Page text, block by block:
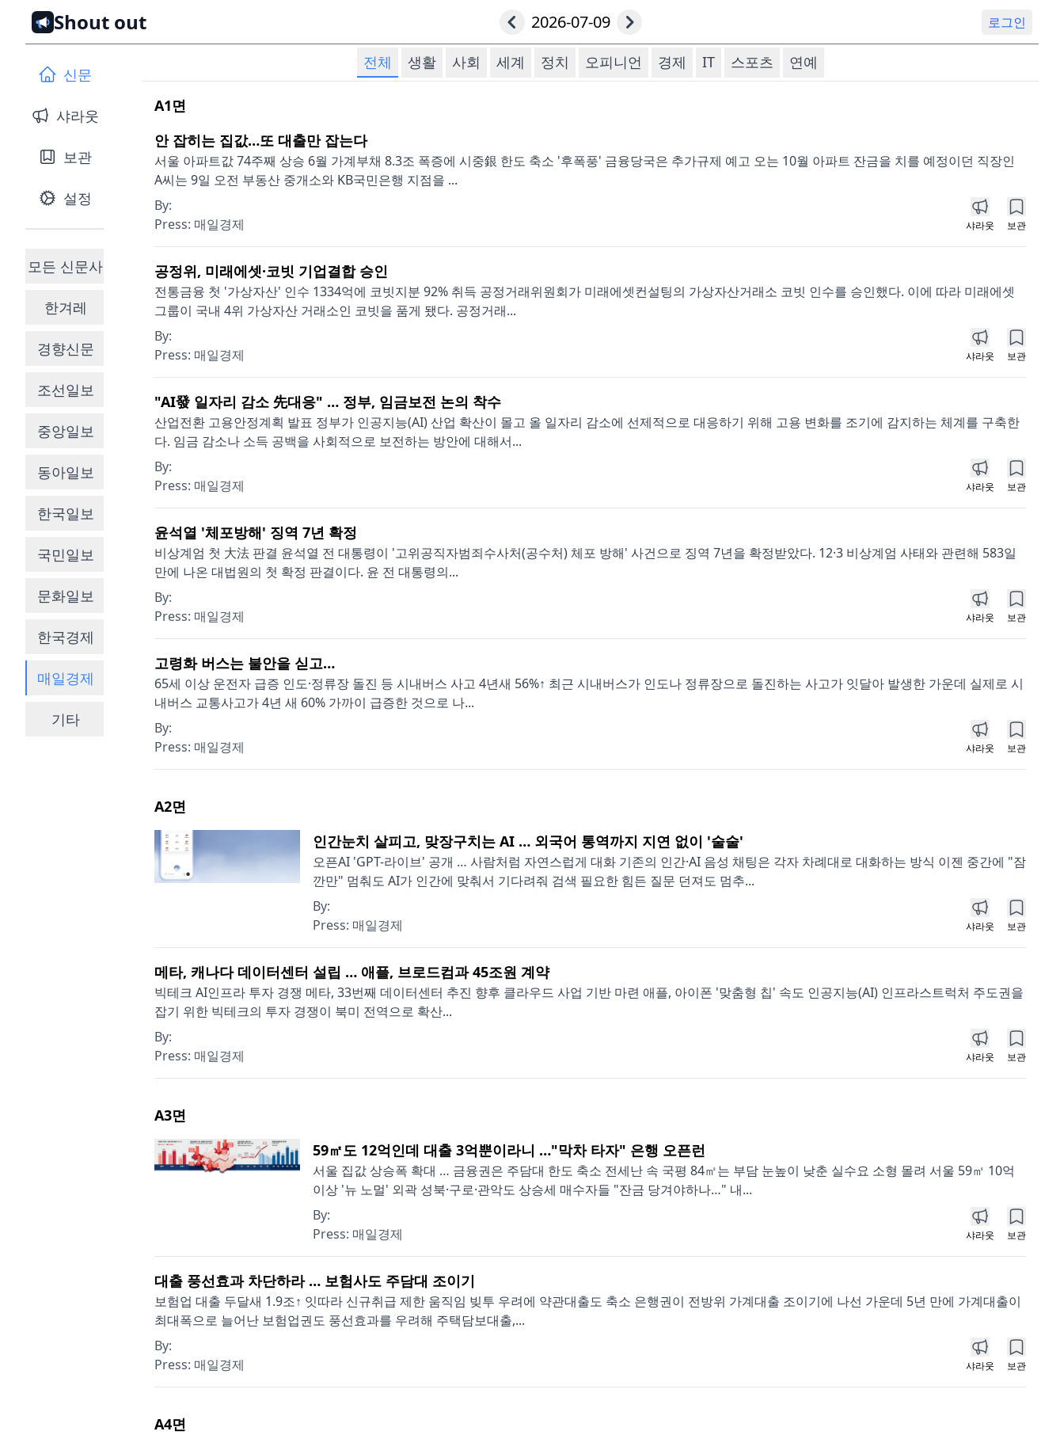
Shout out 2026-07-09 로그인
신문
샤라웃
보관
설정
모든 신문사
한겨레
경향신문
조선일보
중앙일보
동아일보
한국일보
국민일보
문화일보
한국경제
매일경제
기타
전체 생활 사회 세계 정치 오피니언 경제 IT 스포츠 연예
A1면
안 잡히는 집값…또 대출만 잡는다
서울 아파트값 74주째 상승 6월 가계부채 8.3조 폭증에 시중銀 한도 축소 '후폭풍' 금융당국은 추가규제 예고 오는 10월 아파트 잔금을 치를 예정이던 직장인
A씨는 9일 오전 부동산 중개소와 KB국민은행 지점을 ...
By:
Press: 매일경제 샤라웃 보관
공정위, 미래에셋·코빗 기업결합 승인
전통금융 첫 '가상자산' 인수 1334억에 코빗지분 92% 취득 공정거래위원회가 미래에셋컨설팅의 가상자산거래소 코빗 인수를 승인했다. 이에 따라 미래에셋
그룹이 국내 4위 가상자산 거래소인 코빗을 품게 됐다. 공정거래...
By:
Press: 매일경제 샤라웃 보관
"AI發 일자리 감소 先대응" … 정부, 임금보전 논의 착수
산업전환 고용안정계획 발표 정부가 인공지능(AI) 산업 확산이 몰고 올 일자리 감소에 선제적으로 대응하기 위해 고용 변화를 조기에 감지하는 체계를 구축한
다. 임금 감소나 소득 공백을 사회적으로 보전하는 방안에 대해서...
By:
Press: 매일경제 샤라웃 보관
윤석열 '체포방해' 징역 7년 확정
비상계엄 첫 大法 판결 윤석열 전 대통령이 '고위공직자범죄수사처(공수처) 체포 방해' 사건으로 징역 7년을 확정받았다. 12·3 비상계엄 사태와 관련해 583일
만에 나온 대법원의 첫 확정 판결이다. 윤 전 대통령의...
By:
Press: 매일경제 샤라웃 보관
고령화 버스는 불안을 싣고…
65세 이상 운전자 급증 인도·정류장 돌진 등 시내버스 사고 4년새 56%↑ 최근 시내버스가 인도나 정류장으로 돌진하는 사고가 잇달아 발생한 가운데 실제로 시
내버스 교통사고가 4년 새 60% 가까이 급증한 것으로 나...
By:
Press: 매일경제 샤라웃 보관
A2면
인간눈치 살피고, 맞장구치는 AI … 외국어 통역까지 지연 없이 '술술'
오픈AI 'GPT-라이브' 공개 … 사람처럼 자연스럽게 대화 기존의 인간·AI 음성 채팅은 각자 차례대로 대화하는 방식 이젠 중간에 "잠
깐만" 멈춰도 AI가 인간에 맞춰서 기다려줘 검색 필요한 힘든 질문 던져도 멈추...
By:
Press: 매일경제 샤라웃 보관
메타, 캐나다 데이터센터 설립 … 애플, 브로드컴과 45조원 계약
빅테크 AI인프라 투자 경쟁 메타, 33번째 데이터센터 추진 향후 클라우드 사업 기반 마련 애플, 아이폰 '맞춤형 칩' 속도 인공지능(AI) 인프라스트럭처 주도권을
잡기 위한 빅테크의 투자 경쟁이 북미 전역으로 확산...
By:
Press: 매일경제 샤라웃 보관
A3면
59㎡도 12억인데 대출 3억뿐이라니 …"막차 타자" 은행 오픈런
서울 집값 상승폭 확대 … 금융권은 주담대 한도 축소 전세난 속 국평 84㎡는 부담 눈높이 낮춘 실수요 소형 몰려 서울 59㎡ 10억
이상 '뉴 노멀' 외곽 성북·구로·관악도 상승세 매수자들 "잔금 당겨야하나…" 내...
By:
Press: 매일경제 샤라웃 보관
대출 풍선효과 차단하라 … 보험사도 주담대 조이기
보험업 대출 두달새 1.9조↑ 잇따라 신규취급 제한 움직임 빚투 우려에 약관대출도 축소 은행권이 전방위 가계대출 조이기에 나선 가운데 5년 만에 가계대출이
최대폭으로 늘어난 보험업권도 풍선효과를 우려해 주택담보대출,...
By:
Press: 매일경제 샤라웃 보관
A4면